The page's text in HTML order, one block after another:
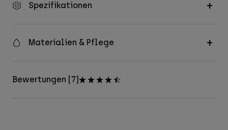
Spezifikationen
Materialien & Pflege
Bewertungen [7]